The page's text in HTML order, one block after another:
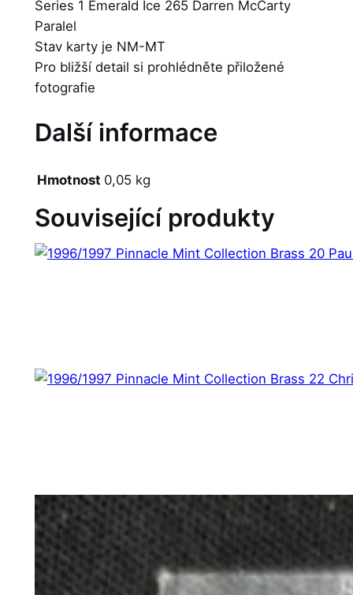
Series 1 Emerald Ice 265 Darren McCarty
Paralel
Stav karty je NM-MT
Pro bližší detail si prohlédněte přiložené
fotografie
Další informace
Hmotnost 0,05 kg
Související produkty